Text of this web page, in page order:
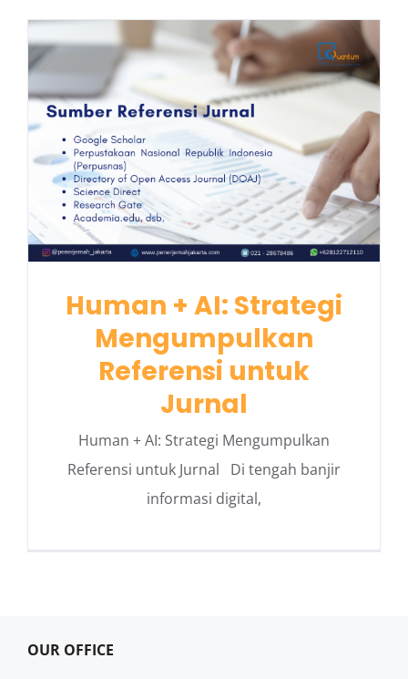
Human + AI: Strategi
Mengumpulkan
Referensi untuk
Jurnal
Human + AI: Strategi Mengumpulkan
Referensi untuk Jurnal Di tengah banjir
informasi digital,
OUR OFFICE